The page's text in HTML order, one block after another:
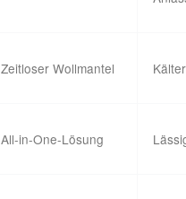
Zeitloser Wollmantel
All-in-One-Lösung